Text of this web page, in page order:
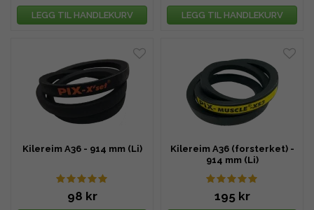
LEGG TIL HANDLEKURV LEGG TIL HANDLEKURV
Kilereim A36 - 914 mm (Li)
98 kr
Kilereim A36 (forsterket) -
914 mm (Li)
195 kr